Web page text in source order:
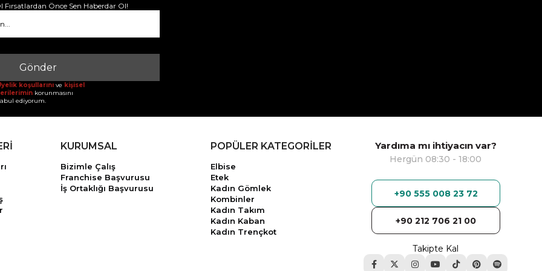
Fırsatlardan Önce Sen Haberdar Ol!
Gönder
koşullarını ve kişisel
korunmasını
ediyorum.
KURUMSAL
Bizimle Çalış
Franchise Başvurusu
İş Ortaklığı Başvurusu
POPÜLER KATEGORİLER
Elbise
Etek
Kadın Gömlek
Kombinler
Kadın Takım
Kadın Kaban
Kadın Trençkot
Yardıma mı ihtiyacın var?
Hergün 08:30 - 18:00
+90 555 008 23 72
+90 212 706 21 00
Takipte Kal